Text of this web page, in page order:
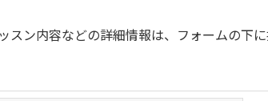
ン内容などの詳細情報は、フォームの下